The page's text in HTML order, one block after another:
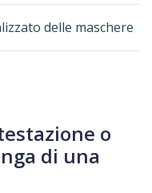
delle maschere
o
di una